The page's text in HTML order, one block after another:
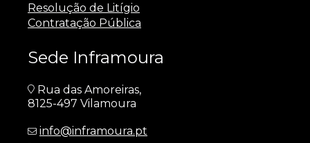
Resolução de Litígio
Contratação Pública
Sede Inframoura
Rua das Amoreiras,
8125-497 Vilamoura
info@inframoura.pt